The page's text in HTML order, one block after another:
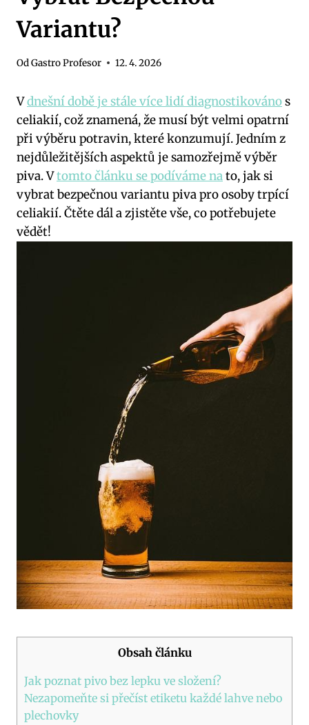
Variantu?
OdGastro Profesor 12. 4. 2026
Vdnešní době je stále více lidí diagnostikovános
celiakií, což znamená, že musí být velmi opatrní
při výběru potravin, které konzumují. Jedním z
nejdůležitějších aspektů je samozřejmě výběr
piva. Vtomto článku se podíváme nato, jak si
vybrat bezpečnou variantu piva pro osoby trpící
celiakií. Čtěte dál a zjistěte vše, co potřebujete
vědět!
Obsah článku
Jak poznat pivo bez lepku ve složení?
Nezapomeňte si přečíst etiketu každé lahve nebo
plechovky